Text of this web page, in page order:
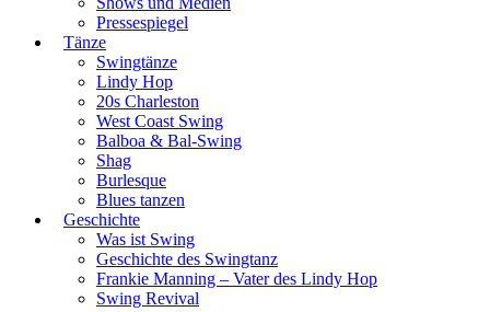
Pressespiegel
Tänze
Swingtänze
Lindy Hop
20s Charleston
West Coast Swing
Balboa & Bal-Swing
Shag
Burlesque
Blues tanzen
Geschichte
Was ist Swing
Geschichte des Swingtanz
Frankie Manning – Vater des Lindy Hop
Swing Revival